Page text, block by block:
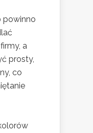
powinno
a
prosty,
co